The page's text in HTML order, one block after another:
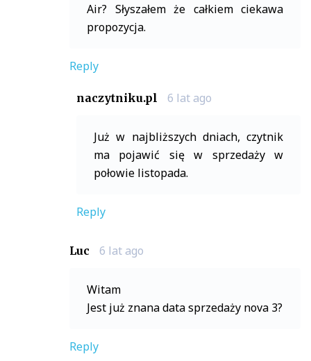
Air? Słyszałem że całkiem ciekawa
propozycja.
Reply
naczytniku.pl 6 lat ago
Już w najbliższych dniach, czytnik
ma pojawić się w sprzedaży w
połowie listopada.
Reply
Luc 6 lat ago
Witam
Jest już znana data sprzedaży nova 3?
Reply